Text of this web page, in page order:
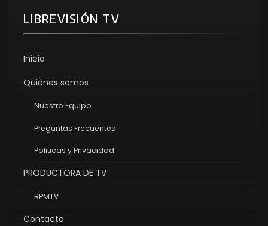
LIBREVISIÓN TV
Inicio
Quiénes somos
Nuestro Equipo
Preguntas Frecuentes
Politicas y Privacidad
PRODUCTORA DE TV
RPMTV
Contacto